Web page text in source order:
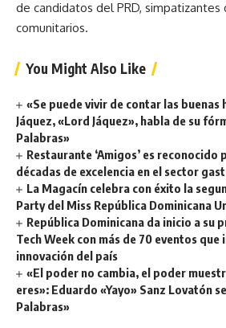
de candidatos del PRD,
comunitarios.
You Might Also Like
«Se puede vivir de contar las
Jáquez, «Lord Jáquez», habla de su
Palabras»
Restaurante ‘Amigos’ es reconocido
décadas de excelencia en el sector
La Magacín celebra con éxito la
Party del Miss República Dominicana
República Dominicana da inicio a su
Tech Week con más de 70 eventos que
innovación del país
«El poder no cambia, el poder
eres»: Eduardo «Yayo» Sanz Lovatón
Palabras»